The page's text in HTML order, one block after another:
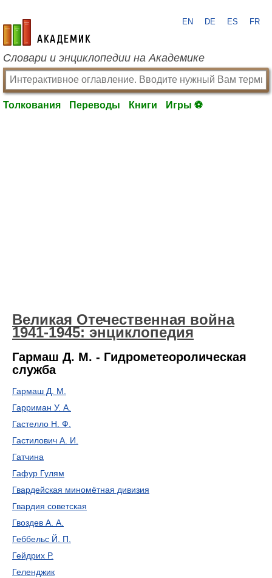
academic.ru
EN DE ES FR
Словари и энциклопедии на Академике
Толкования Переводы Книги Игры ⚽
Великая Отечественная война
1941-1945: энциклопедия
Гармаш Д. М. - Гидрометеоролическая
служба
Гармаш Д. М.
Гарриман У. А.
Гастелло Н. Ф.
Гастилович А. И.
Гатчина
Гафур Гулям
Гвардейская миномётная дивизия
Гвардия советская
Гвоздев А. А.
Геббельс Й. П.
Гейдрих Р.
Геленджик